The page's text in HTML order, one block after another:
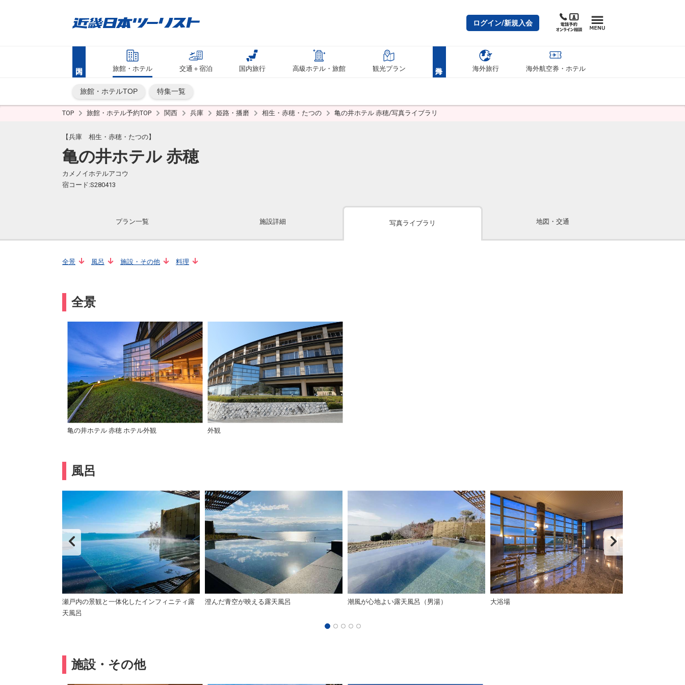
ログイン/新規入会
旅館・ホテル 交通＋宿泊 国内旅行 高級ホテル・旅館 観光プラン 海外旅行 海外航空券・ホテル
旅館・ホテルTOP 特集一覧
TOP 旅館・ホテル予約TOP 関西 兵庫 姫路・播磨 相生・赤穂・たつの 亀の井ホテル 赤穂/写真ライブラリ
【兵庫 相生・赤穂・たつの】
亀の井ホテル 赤穂
カメノイホテルアコウ
宿コード:S280413
プラン一覧 施設詳細 写真ライブラリ 地図・交通
全景 風呂 施設・その他 料理
全景
亀の井ホテル 赤穂 ホテル外観 外観
風呂
瀬戸内の景観と一体化したインフィニティ露
天風呂
澄んだ青空が映える露天風呂 潮風が心地よい露天風呂（男湯） 大浴場
施設・その他